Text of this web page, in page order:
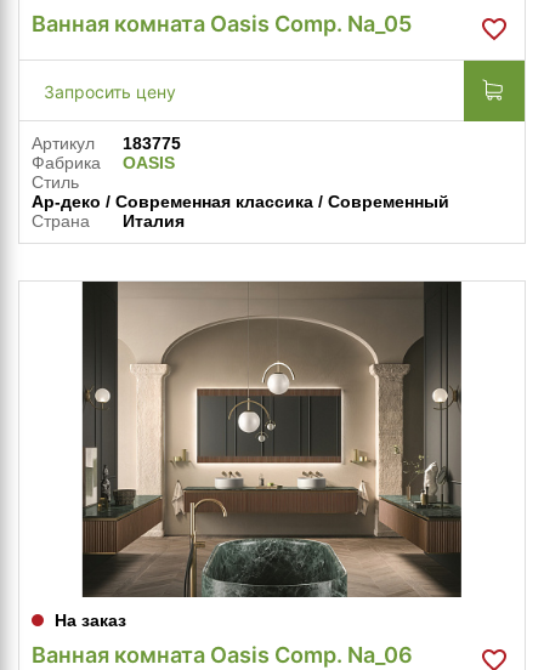
Ванная комната Oasis Comp. Na_05
Запросить цену
Артикул
183775
Фабрика
OASIS
Стиль
Ар-деко / Современная классика / Современный
Страна
Италия
На заказ
Ванная комната Oasis Comp. Na_06